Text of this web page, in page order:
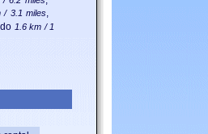
/ 3.1 miles,
1.6 km / 1